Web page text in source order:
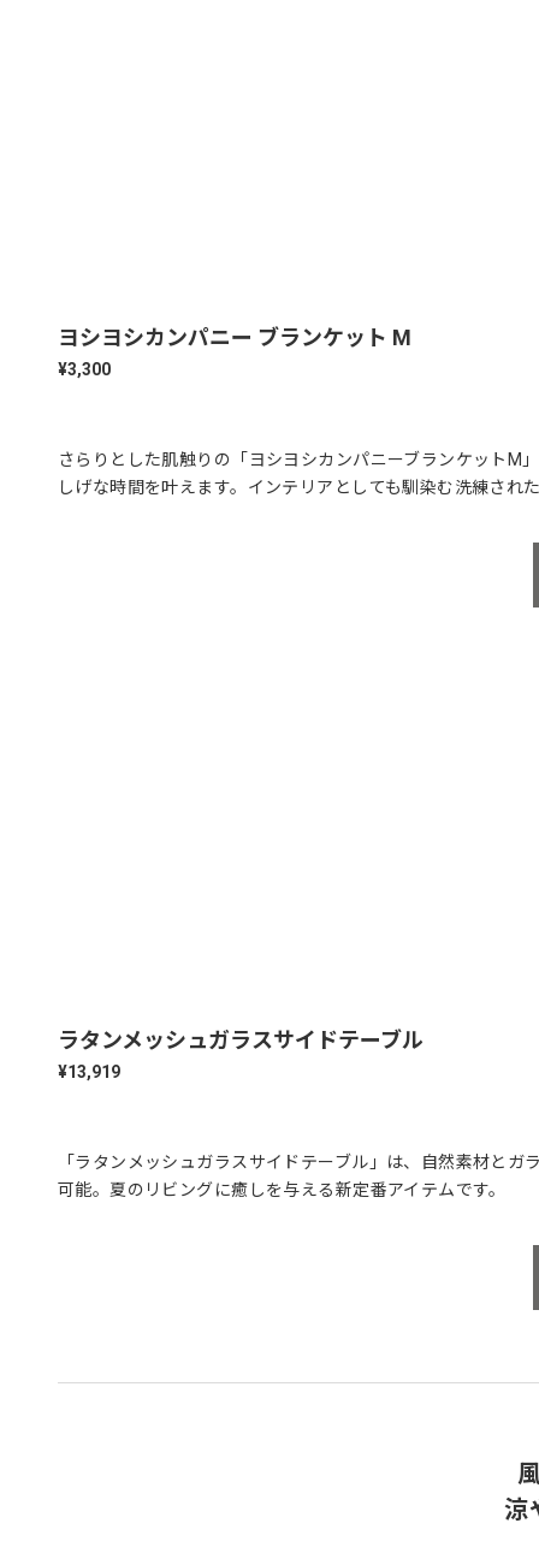
ヨシヨシカンパニー ブランケット M
¥3,300
さらりとした肌触りの「ヨシヨシカンパニーブランケットM
しげな時間を叶えます。インテリアとしても馴染む洗練され
ラタンメッシュガラスサイドテーブル
¥13,919
「ラタンメッシュガラスサイドテーブル」は、自然素材と
可能。夏のリビングに癒しを与える新定番アイテムです。
涼